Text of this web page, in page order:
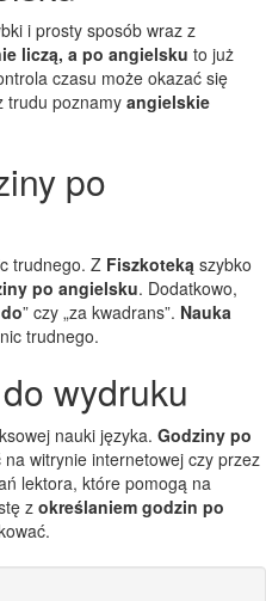
i prosty sposób wraz z
liczą, a po angielsku to już
czasu może okazać się
trudu poznamy angielskie
po
trudnego. Z Fiszkoteką szybko
po angielsku. Dodatkowo,
” czy „za kwadrans”. Nauka
trudnego.
wydruku
nauki języka. Godziny po
witrynie internetowej czy przez
lektora, które pomogą na
z określaniem godzin po